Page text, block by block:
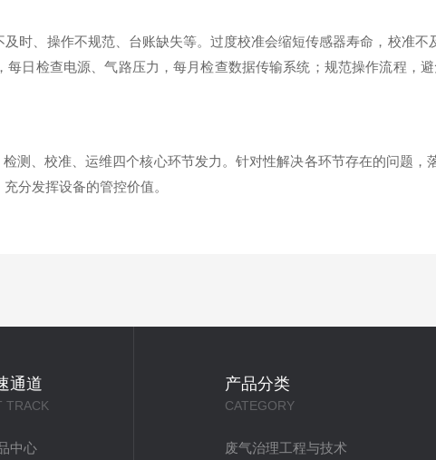
、操作不规范、台账缺失等。过度校准会缩短传感器寿命，校准不
日检查电源、气路压力，每月检查数据传输系统；规范操作流程，
、校准、运维四个核心环节发力。针对性解决各环节存在的问题，
分发挥设备的管控价值。
通道
TRACK
中心
产品分类
CATEGORY
废气治理工程与技术